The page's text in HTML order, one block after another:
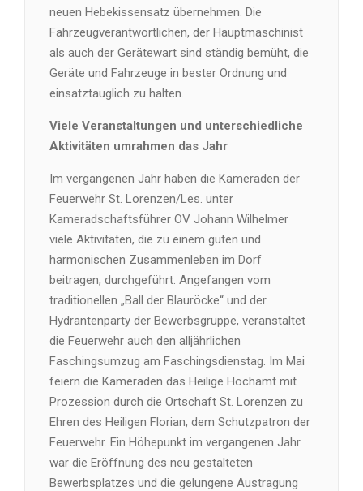
neuen Hebekissensatz übernehmen. Die
Fahrzeugverantwortlichen, der Hauptmaschinist
als auch der Gerätewart sind ständig bemüht, die
Geräte und Fahrzeuge in bester Ordnung und
einsatztauglich zu halten.
Viele Veranstaltungen und unterschiedliche
Aktivitäten umrahmen das Jahr
Im vergangenen Jahr haben die Kameraden der
Feuerwehr St. Lorenzen/Les. unter
Kameradschaftsführer OV Johann Wilhelmer
viele Aktivitäten, die zu einem guten und
harmonischen Zusammenleben im Dorf
beitragen, durchgeführt. Angefangen vom
traditionellen „Ball der Blauröcke“ und der
Hydrantenparty der Bewerbsgruppe, veranstaltet
die Feuerwehr auch den alljährlichen
Faschingsumzug am Faschingsdienstag. Im Mai
feiern die Kameraden das Heilige Hochamt mit
Prozession durch die Ortschaft St. Lorenzen zu
Ehren des Heiligen Florian, dem Schutzpatron der
Feuerwehr. Ein Höhepunkt im vergangenen Jahr
war die Eröffnung des neu gestalteten
Bewerbsplatzes und die gelungene Austragung